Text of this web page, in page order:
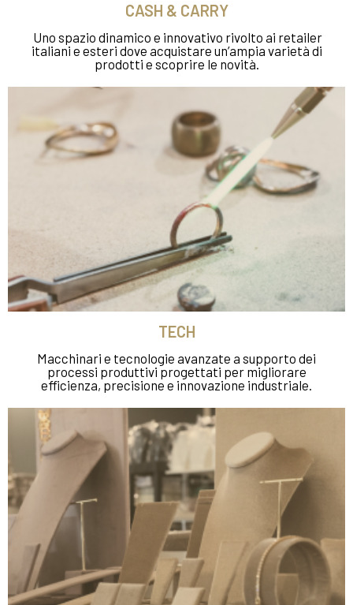
CASH & CARRY
Uno spazio dinamico e innovativo rivolto ai retailer
italiani e esteri dove acquistare un’ampia varietà di
prodotti e scoprire le novità.
TECH
Macchinari e tecnologie avanzate a supporto dei
processi produttivi progettati per migliorare
efficienza, precisione e innovazione industriale.